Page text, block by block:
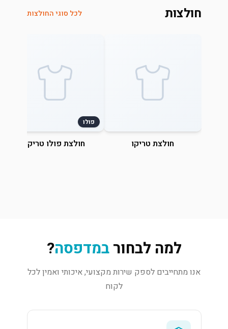
חולצות לכל סוגי החולצות
חולצת טריקו
פולו
חולצת פולו טריקו
למה לבחורבמדפסה?
אנו מתחייבים לספק שירות מקצועי, איכותי ואמין לכל
לקוח